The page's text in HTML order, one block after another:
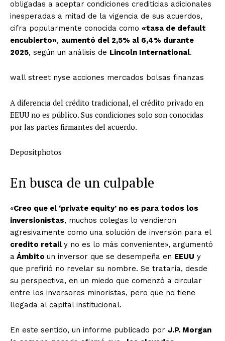
obligadas a aceptar condiciones crediticias adicionales
inesperadas a mitad de la vigencia de sus acuerdos,
cifra popularmente conocida como «tasa de default
encubierto», aumentó del 2,5% al 6,4% durante
2025, según un análisis de Lincoln International.
wall street nyse acciones mercados bolsas finanzas
A diferencia del crédito tradicional, el crédito privado en
EEUU no es público. Sus condiciones solo son conocidas
por las partes firmantes del acuerdo.
Depositphotos
En busca de un culpable
«Creo que el ‘private equity’ no es para todos los
inversionistas, muchos colegas lo vendieron
agresivamente como una solución de inversión para el
credito retail y no es lo más conveniente», argumentó
a Ámbito un inversor que se desempeña en EEUU y
que prefirió no revelar su nombre. Se trataría, desde
su perspectiva, en un miedo que comenzó a circular
entre los inversores minoristas, pero que no tiene
llegada al capital institucional.
En este sentido, un informe publicado por J.P. Morgan